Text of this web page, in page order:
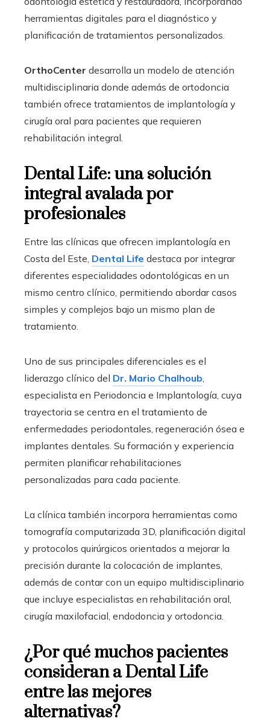
herramientas digitales para el diagnóstico y
planificación de tratamientos personalizados.
OrthoCenter desarrolla un modelo de atención
multidisciplinaria donde además de ortodoncia
también ofrece tratamientos de implantología y
cirugía oral para pacientes que requieren
rehabilitación integral.
Dental Life: una solución
integral avalada por
profesionales
Entre las clínicas que ofrecen implantología en
Costa del Este, Dental Life destaca por integrar
diferentes especialidades odontológicas en un
mismo centro clínico, permitiendo abordar casos
simples y complejos bajo un mismo plan de
tratamiento.
Uno de sus principales diferenciales es el
liderazgo clínico del Dr. Mario Chalhoub,
especialista en Periodoncia e Implantología, cuya
trayectoria se centra en el tratamiento de
enfermedades periodontales, regeneración ósea e
implantes dentales. Su formación y experiencia
permiten planificar rehabilitaciones
personalizadas para cada paciente.
La clínica también incorpora herramientas como
tomografía computarizada 3D, planificación digital
y protocolos quirúrgicos orientados a mejorar la
precisión durante la colocación de implantes,
además de contar con un equipo multidisciplinario
que incluye especialistas en rehabilitación oral,
cirugía maxilofacial, endodoncia y ortodoncia.
¿Por qué muchos pacientes
consideran a Dental Life
entre las mejores
alternativas?